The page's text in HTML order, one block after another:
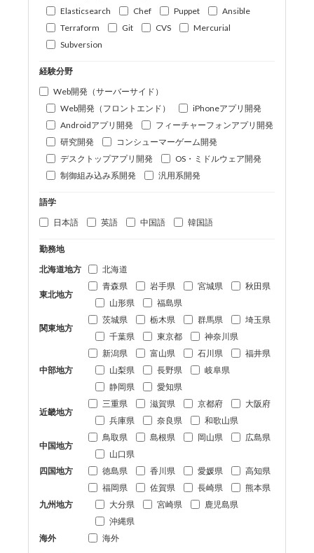
Elasticsearch
Chef Puppet
Ansible
Terraform
Git CVS
Mercurial
Subversion
経験分野
Web開発（サーバーサイド）
Web開発（フロントエンド）
iPhoneアプリ開発
Androidアプリ開発
フィーチャーフォンアプリ開発
研究開発
コンシューマーゲーム開発
デスクトップアプリ開発
OS・ミドルウェア開発
制御組み込み系開発
汎用系開発
語学
日本語
英語 中国語 韓国語
勤務地
北海道地方
北海道
東北地方
青森県 岩手県 宮城県
秋田県
山形県
福島県
関東地方
茨城県 栃木県 群馬県
埼玉県
千葉県
東京都 神奈川県
中部地方
新潟県 富山県 石川県
福井県
山梨県
長野県
岐阜県
静岡県
愛知県
近畿地方
三重県 滋賀県 京都府
大阪府
兵庫県
奈良県 和歌山県
中国地方
鳥取県 島根県 岡山県
広島県
山口県
四国地方
徳島県 香川県 愛媛県 高知県
九州地方
福岡県 佐賀県 長崎県
熊本県
大分県
宮崎県
鹿児島県
沖縄県
海外
海外